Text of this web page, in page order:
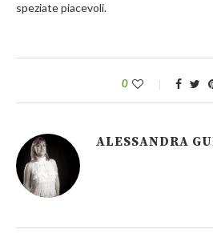
speziate piacevoli.
0
ALESSANDRA